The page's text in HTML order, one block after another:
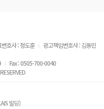
변호사 : 정도훈
광고책임변호사 : 김동민
Fax : 0505-700-0040
빌딩)